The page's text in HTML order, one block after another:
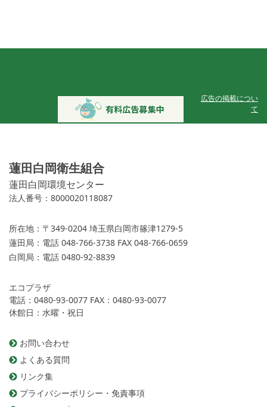
広告の掲載につい
て
蓮田白岡衛生組合
蓮田白岡環境センター
法人番号：8000020118087
所在地： 〒349-0204 埼玉県白岡市篠津1279-5
蓮田局： 電話 048-766-3738 FAX 048-766-0659
白岡局： 電話 0480-92-8839
エコプラザ
電話：0480-93-0077 FAX：0480-93-0077
休館日：水曜・祝日
お問い合わせ
よくある質問
リンク集
プライバシーポリシー・免責事項